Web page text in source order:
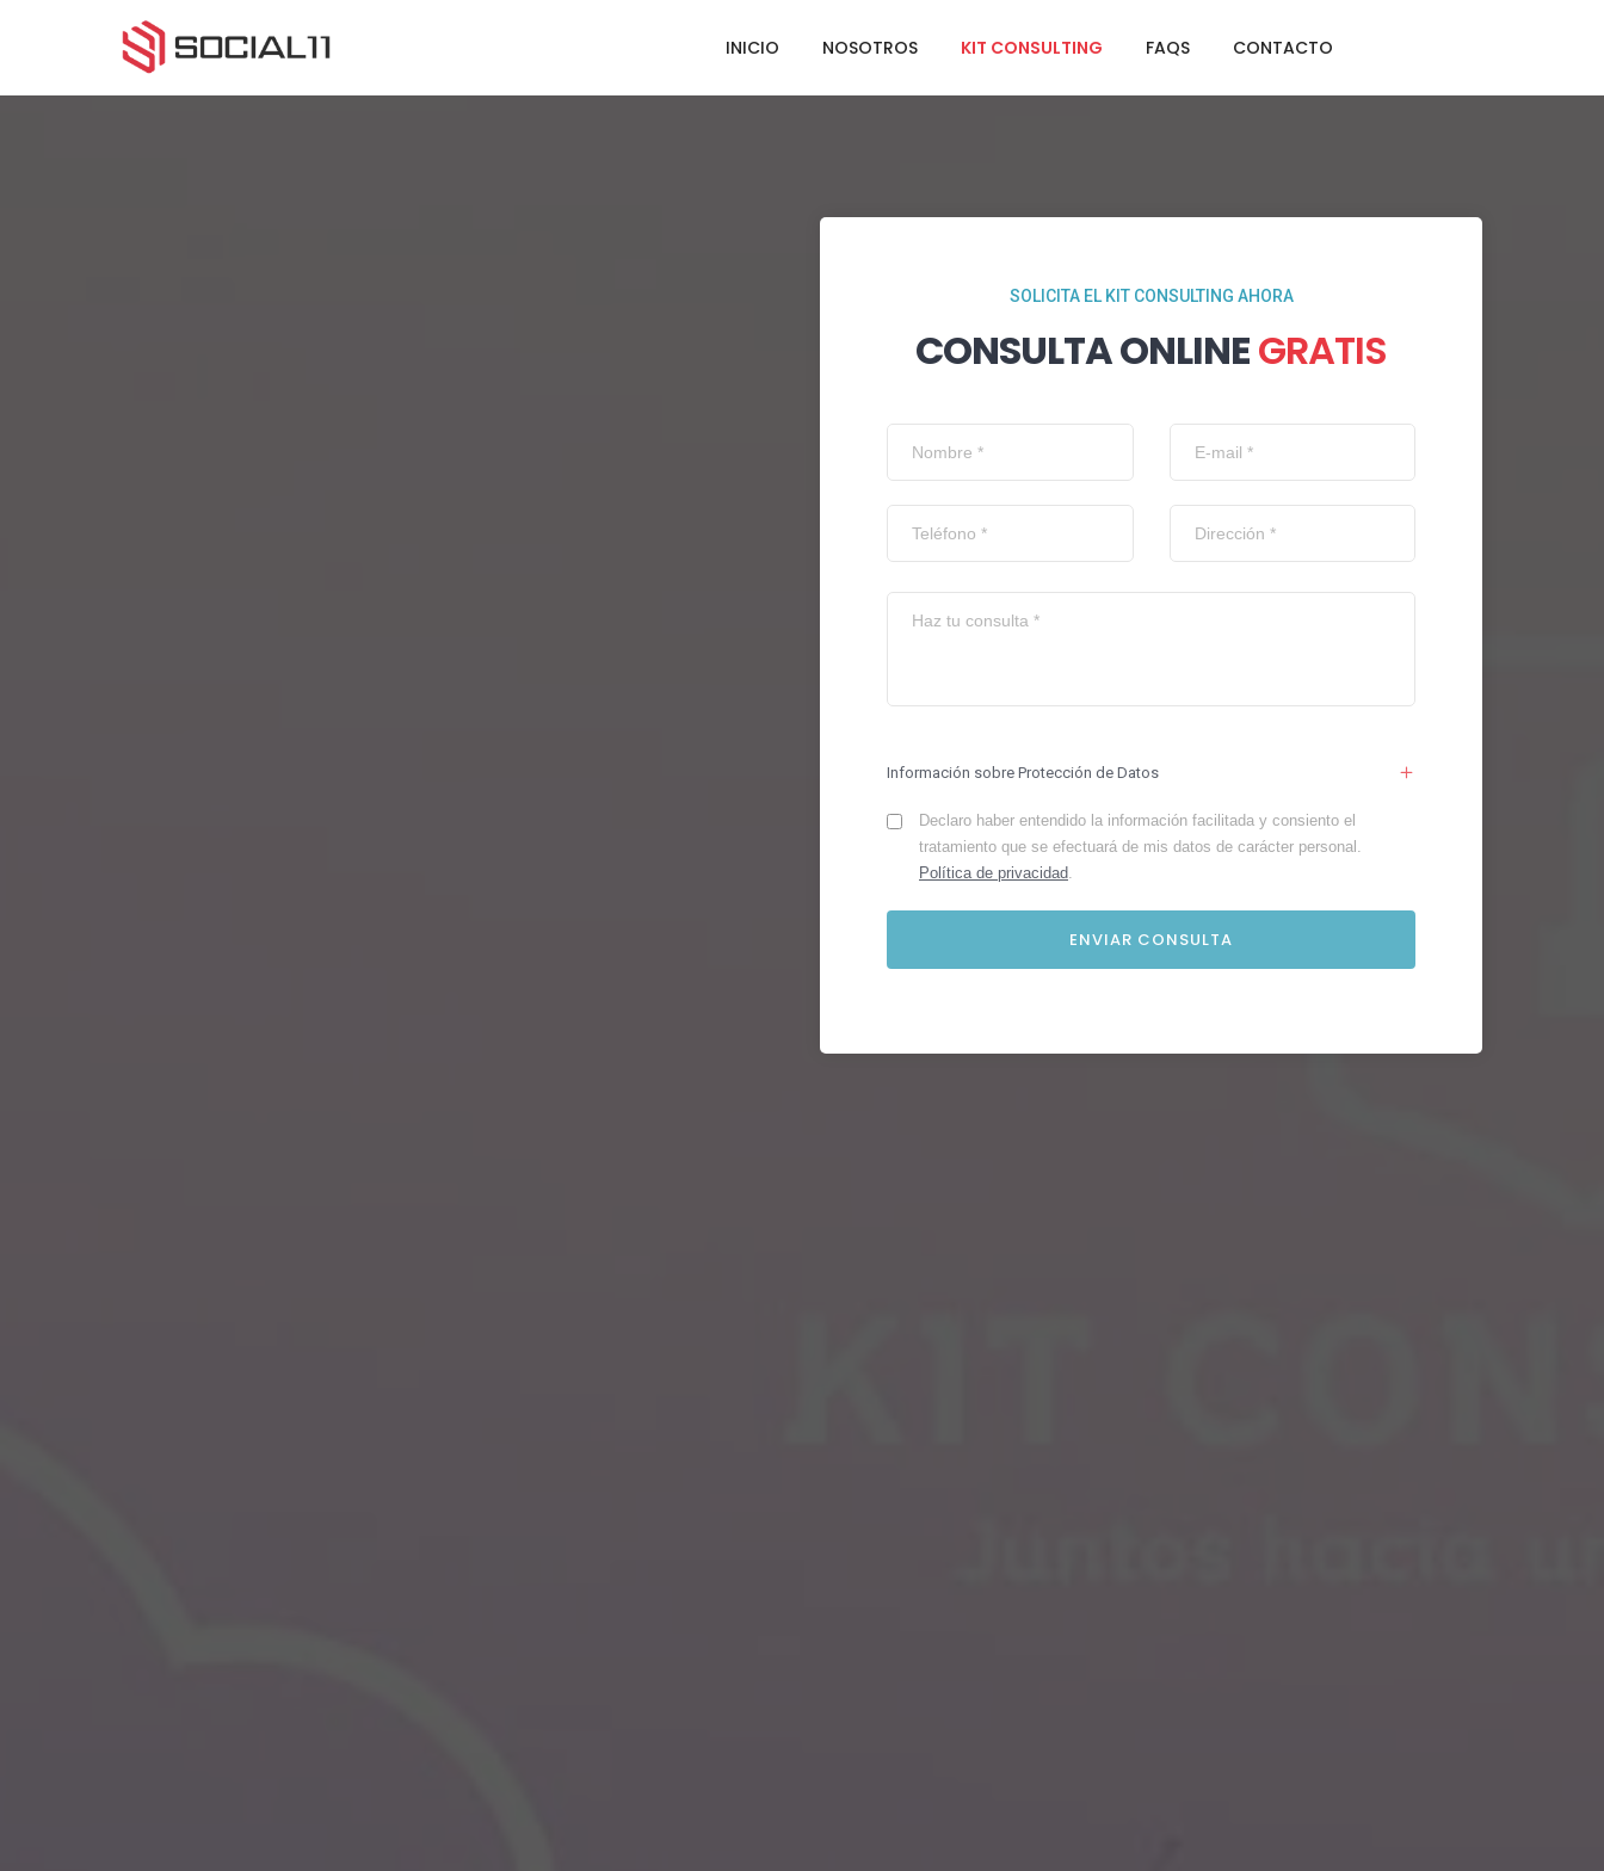
INICIO NOSOTROS KIT CONSULTING FAQS CONTACTO
SOLICITA EL KIT CONSULTING AHORA
CONSULTA ONLINEGRATIS
Información sobre Protección de Datos
Declaro haber entendido la información facilitada y consiento el
tratamiento que se efectuará de mis datos de carácter personal.
Política de privacidad.